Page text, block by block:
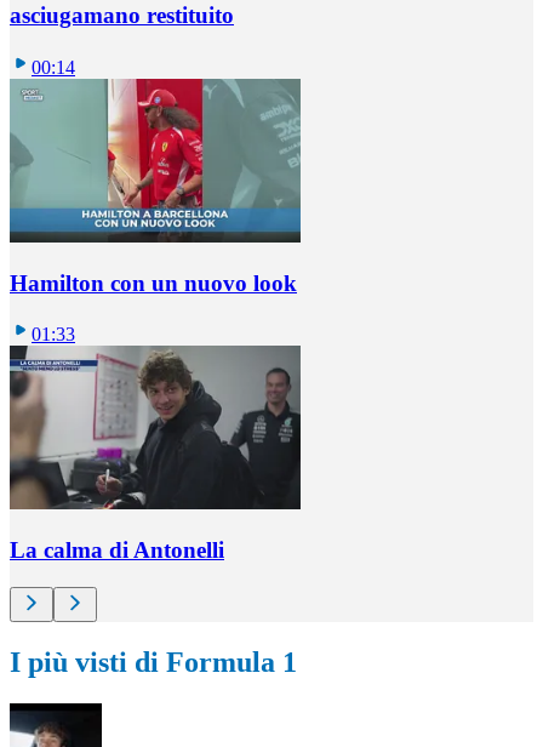
asciugamano restituito
00:14
Hamilton con un nuovo look
01:33
La calma di Antonelli
I più visti di Formula 1